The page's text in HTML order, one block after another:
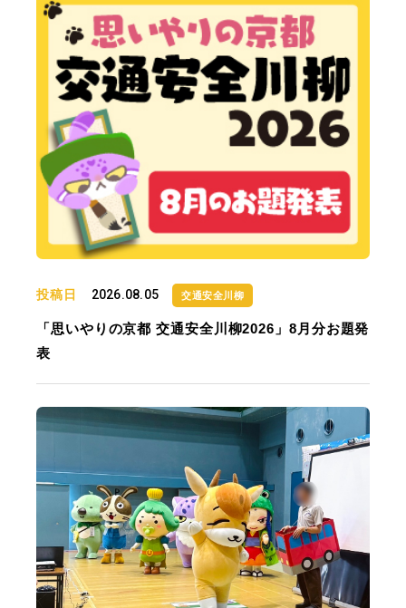
投稿日 2026.08.05 交通安全川柳
「思いやりの京都 交通安全川柳2026」8月分お題発
表